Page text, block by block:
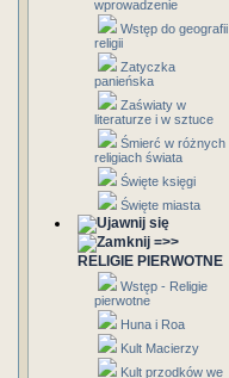
wprowadzenie
Wstęp do geografii
religii
Zatyczka
panieńska
Zaświaty w
literaturze i w sztuce
Śmierć w różnych
religiach świata
Święte księgi
Święte miasta
=>>
RELIGIE PIERWOTNE
Wstęp - Religie
pierwotne
Huna i Roa
Kult Macierzy
Kult przodków we